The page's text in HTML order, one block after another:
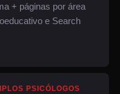
+ páginas por área
e Search
PSICÓLOGOS